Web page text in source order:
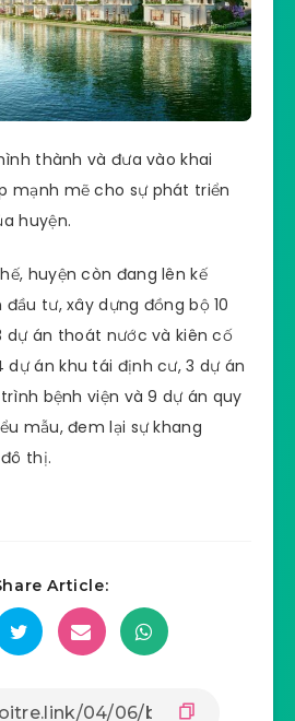
thành và đưa vào khai
mạnh mẽ cho sự phát triển
huyện.
huyện còn đang lên kế
tư, xây dựng đồng bộ 10
dự án thoát nước và kiên cố
dự án khu tái định cư, 3 dự án
bệnh viện và 9 dự án quy
mẫu, đem lại sự khang
thị.
Article: